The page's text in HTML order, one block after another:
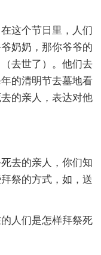
这个节日里，人们
奶奶，那你爷爷的
去世了）。他们去
的清明节去墓地看
的亲人，表达对他
去的亲人，你们知
祭的方式，如，送
人们是怎样拜祭死